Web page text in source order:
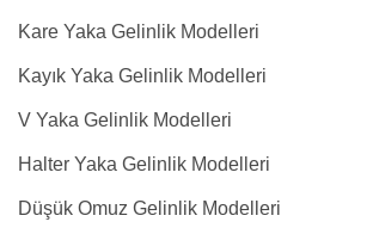
Kare Yaka Gelinlik Modelleri
Kayık Yaka Gelinlik Modelleri
V Yaka Gelinlik Modelleri
Halter Yaka Gelinlik Modelleri
Düşük Omuz Gelinlik Modelleri